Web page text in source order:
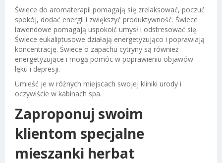
Świece do aromaterapii pomagają się zrelaksować, poczuć
spokój, dodać energii i zwiększyć produktywność. Świece
lawendowe pomagają uspokoić umysł i odstresować się.
Świece eukaliptusowe działają energetyzująco i poprawiają
koncentrację. Świece o zapachu cytryny są również
energetyzujące i mogą pomóc w poprawieniu objawów
lęku i depresji.
Umieść je w różnych miejscach swojej kliniki urody i
oczywiście w kabinach spa.
Zaproponuj swoim
klientom specjalne
mieszanki herbat